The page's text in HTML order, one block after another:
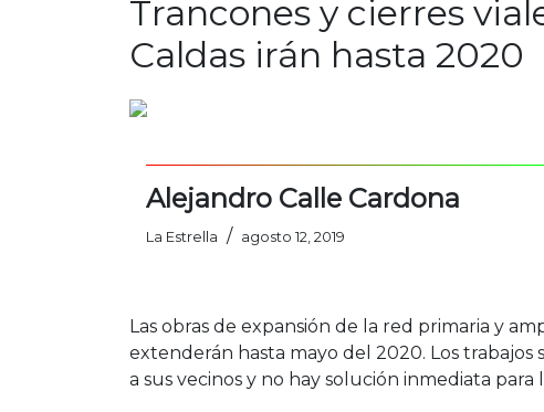
Trancones y cierres
Caldas irán hasta 2020
Alejandro Calle Cardona
La Estrella / agosto 12, 2019
Las obras de expansión de la red primaria y
extenderán hasta mayo del 2020. Los trabajos
a sus vecinos y no hay solución inmediata